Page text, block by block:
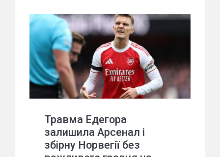
Травма Едегора
залишила Арсенал і
збірну Норвегії без